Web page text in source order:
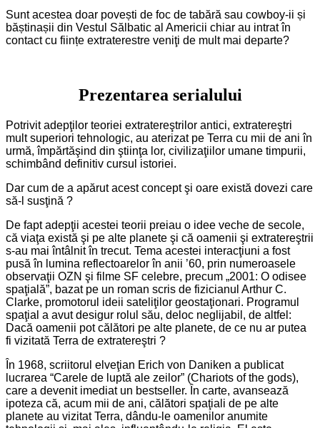
Sunt acestea doar povești de foc de tabără sau cowboy-ii și
băștinașii din Vestul Sălbatic al Americii chiar au intrat în
contact cu ființe extraterestre veniţi de mult mai departe?
Prezentarea serialului
Potrivit adepţilor teoriei extratereştrilor antici, extratereştri
mult superiori tehnologic, au aterizat pe Terra cu mii de ani în
urmă, împărtăşind din ştiinţa lor, civilizaţiilor umane timpurii,
schimbând definitiv cursul istoriei.
Dar cum de a apărut acest concept şi oare există dovezi care
să-l susţină ?
De fapt adepţii acestei teorii preiau o idee veche de secole,
că viaţa există şi pe alte planete şi că oamenii şi extratereştrii
s-au mai întâlnit în trecut. Tema acestei interacţiuni a fost
pusă în lumina reflectoarelor în anii ’60, prin numeroasele
observaţii OZN şi filme SF celebre, precum „2001: O odisee
spaţială”, bazat pe un roman scris de fizicianul Arthur C.
Clarke, promotorul ideii sateliţilor geostaţionari. Programul
spaţial a avut desigur rolul său, deloc neglijabil, de altfel:
Dacă oamenii pot călători pe alte planete, de ce nu ar putea
fi vizitată Terra de extratereştri ?
În 1968, scriitorul elveţian Erich von Daniken a publicat
lucrarea “Carele de luptă ale zeilor” (Chariots of the gods),
care a devenit imediat un bestseller. În carte, avansează
ipoteza că, acum mii de ani, călători spaţiali de pe alte
planete au vizitat Terra, dându-le oamenilor anumite